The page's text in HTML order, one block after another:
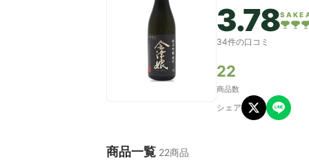
3.78
34件の口コミ
22
商品数
シェア
商品一覧 22商品